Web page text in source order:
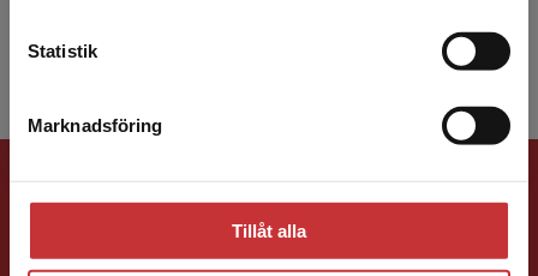
Statistik
Marknadsföring
Tillåt alla